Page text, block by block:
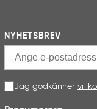
NYHETSBREV
Jag godkänner